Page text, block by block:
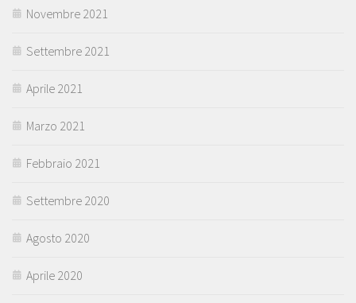
Novembre 2021
Settembre 2021
Aprile 2021
Marzo 2021
Febbraio 2021
Settembre 2020
Agosto 2020
Aprile 2020